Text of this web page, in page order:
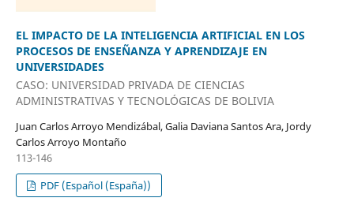
EL IMPACTO DE LA INTELIGENCIA ARTIFICIAL EN LOS
PROCESOS DE ENSEÑANZA Y APRENDIZAJE EN
UNIVERSIDADES
CASO: UNIVERSIDAD PRIVADA DE CIENCIAS
ADMINISTRATIVAS Y TECNOLÓGICAS DE BOLIVIA
Juan Carlos Arroyo Mendizábal, Galia Daviana Santos Ara, Jordy
Carlos Arroyo Montaño
113-146
PDF (Español (España))